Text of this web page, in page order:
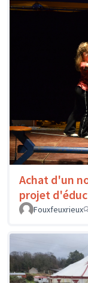
Achat d'un
projet
Fouxfeuxrieux